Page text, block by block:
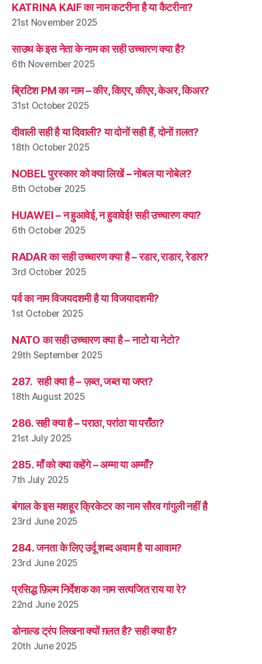
KATRINA KAIF का नाम कटरीना है या कैटरीना?
21st November 2025
साउथ के इस नेता के नाम का सही उच्चारण क्या है?
6th November 2025
ब्रिटिश PM का नाम – कीर, किएर, कीएर, केअर, किअर?
31st October 2025
दीवाली सही है या दिवाली? या दोनों सही हैं, दोनों ग़लत?
18th October 2025
NOBEL पुरस्कार को क्या लिखें – नोबल या नोबेल?
8th October 2025
HUAWEI – न हुआवेई, न हुवावेई! सही उच्चारण क्या?
6th October 2025
RADAR का सही उच्चारण क्या है – रडार, राडार, रेडार?
3rd October 2025
पर्व का नाम विजयदशमी है या विजयादशमी?
1st October 2025
NATO का सही उच्चारण क्या है – नाटो या नेटो?
29th September 2025
287. सही क्या है – ज़ब्त, जब्त या जप्त?
18th August 2025
286. सही क्या है – पराठा, परांठा या पराँठा?
21st July 2025
285. माँ को क्या कहेंगे – अम्मा या अम्माँ?
7th July 2025
बंगाल के इस मशहूर क्रिकेटर का नाम सौरव गांगुली नहीं है
23rd June 2025
284. जनता के लिए उर्दू शब्द अवाम है या आवाम?
23rd June 2025
प्रसिद्ध फ़िल्म निर्देशक का नाम सत्यजित राय या रे?
22nd June 2025
डोनाल्ड ट्रंप लिखना क्यों ग़लत है? सही क्या है?
20th June 2025